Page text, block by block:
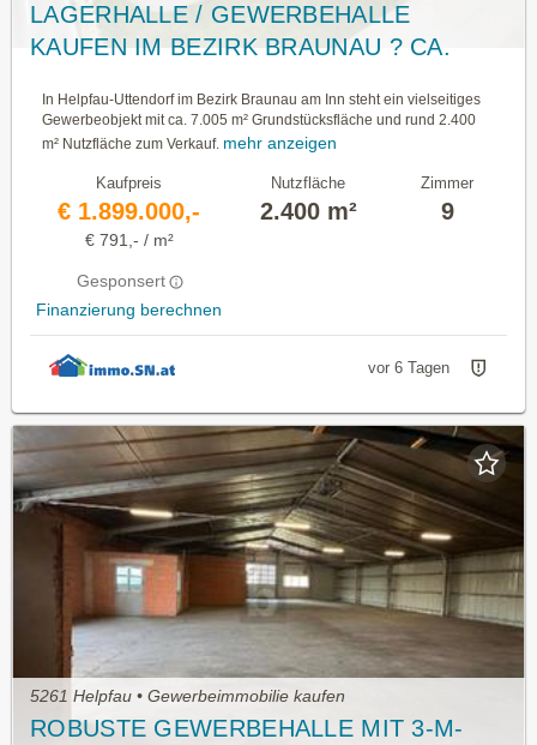
LAGERHALLE / GEWERBEHALLE
KAUFEN IM BEZIRK BRAUNAU ? CA.
VERKAUFSFLÄCHE
In Helpfau-Uttendorf im Bezirk Braunau am Inn steht ein vielseitiges
Gewerbeobjekt mit ca. 7.005 m² Grundstücksfläche und rund 2.400
m² Nutzfläche zum Verkauf. mehr anzeigen
Kaufpreis
€ 1.899.000,-
€ 791,- / m²
Gesponsert
Finanzierung berechnen
Nutzfläche
2.400 m²
Zimmer
9
vor 6 Tagen
5261 Helpfau • Gewerbeimmobilie kaufen
ROBUSTE GEWERBEHALLE MIT 3-M-